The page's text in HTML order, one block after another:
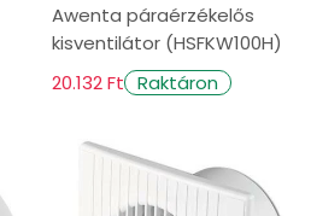
Awenta páraérzékelős
kisventilátor (HSFKW100H)
20.132 Ft Raktáron